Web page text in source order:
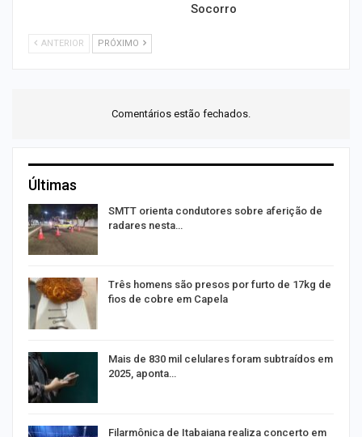
Socorro
ANTERIOR PRÓXIMO
Comentários estão fechados.
Últimas
SMTT orienta condutores sobre aferição de
radares nesta…
Três homens são presos por furto de 17kg de
fios de cobre em Capela
Mais de 830 mil celulares foram subtraídos em
2025, aponta…
Filarmônica de Itabaiana realiza concerto em